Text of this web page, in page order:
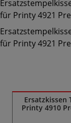
für Printy 4921
für Printy 4921
Ersatzkissen
Printy 4910